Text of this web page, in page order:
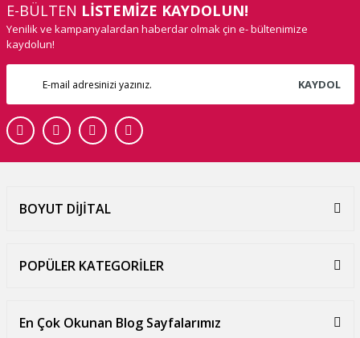
E-BÜLTEN LİSTEMİZE KAYDOLUN!
Yenilik ve kampanyalardan haberdar olmak çin e- bültenimize
kaydolun!
KAYDOL
BOYUT DİJİTAL
POPÜLER KATEGORİLER
En Çok Okunan Blog Sayfalarımız